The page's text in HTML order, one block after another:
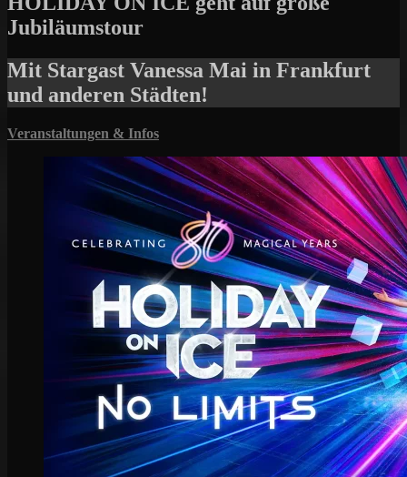
Jubiläumstour
Mit Stargast Vanessa Mai in Frankfurt
und anderen Städten!
Veranstaltungen & Infos